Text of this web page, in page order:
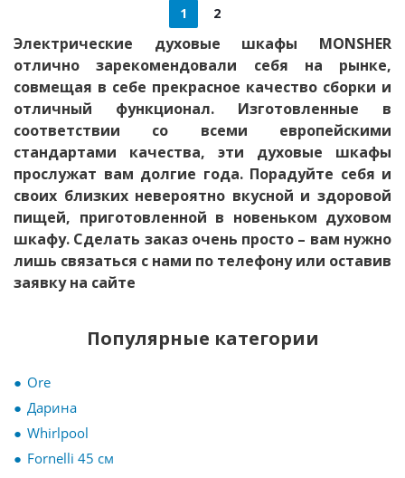
1 2
Электрические духовые шкафы MONSHER
отлично зарекомендовали себя на рынке,
совмещая в себе прекрасное качество сборки и
отличный функционал. Изготовленные в
соответствии со всеми европейскими
стандартами качества, эти духовые шкафы
прослужат вам долгие года. Порадуйте себя и
своих близких невероятно вкусной и здоровой
пищей, приготовленной в новеньком духовом
шкафу. Сделать заказ очень просто – вам нужно
лишь связаться с нами по телефону или оставив
заявку на сайте
Популярные категории
Ore
Дарина
Whirlpool
Fornelli 45 см